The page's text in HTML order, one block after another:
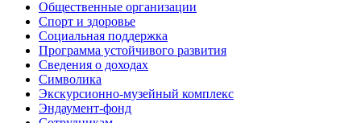
Общественные организации
Спорт и здоровье
Социальная поддержка
Программа устойчивого развития
Сведения о доходах
Символика
Экскурсионно-музейный комплекс
Эндаумент-фонд